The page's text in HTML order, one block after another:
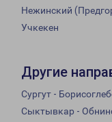
Нежинский
Учкекен
Другие
Сургут -
Сыктывкар -